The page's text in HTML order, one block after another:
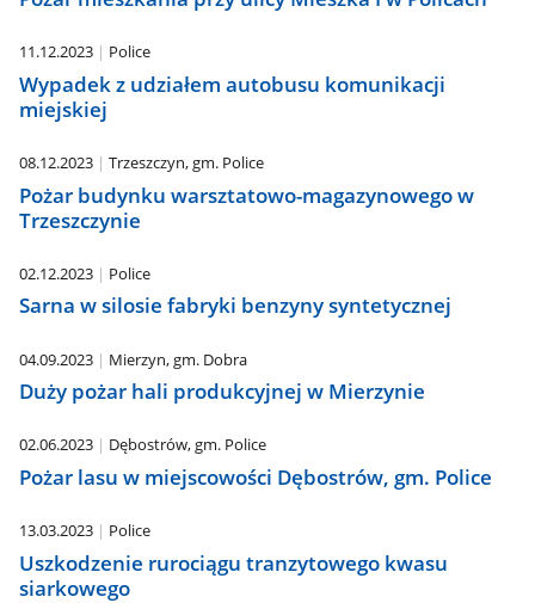
11.12.2023 Police
Wypadek z udziałem autobusu komunikacji
miejskiej
08.12.2023 Trzeszczyn, gm. Police
Pożar budynku warsztatowo-magazynowego w
Trzeszczynie
02.12.2023 Police
Sarna w silosie fabryki benzyny syntetycznej
04.09.2023 Mierzyn, gm. Dobra
Duży pożar hali produkcyjnej w Mierzynie
02.06.2023 Dębostrów, gm. Police
Pożar lasu w miejscowości Dębostrów, gm. Police
13.03.2023 Police
Uszkodzenie rurociągu tranzytowego kwasu
siarkowego